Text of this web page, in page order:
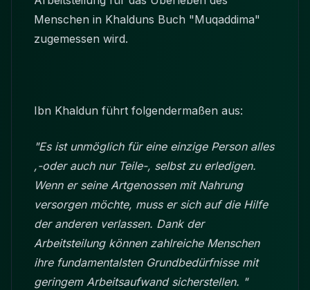
Menschen in Khalduns Buch "Muqaddima"
zugemessen wird.
Ibn Khaldun führt folgendermaßen aus:
"Es ist unmöglich für eine einzige Person alles
,-oder auch nur Teile-, selbst zu erledigen.
Wenn er seine Artgenossen mit Nahrung
versorgen möchte, muss er sich auf die Hilfe
der anderen verlassen. Dank der
Arbeitsteilung können zahlreiche Menschen
ihre fundamentalsten Grundbedürfnisse mit
geringem Arbeitsaufwand sicherstellen. "